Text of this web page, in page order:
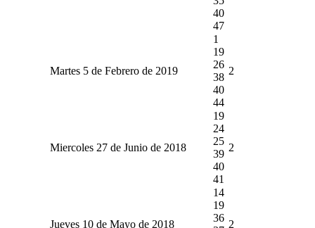
40
47
Martes 5 de Febrero de 2019
1
19
26
38
40
44
2
Miercoles 27 de Junio de 2018
19
24
25
39
40
41
2
Jueves 10 de Mayo de 2018
14
19
36
2